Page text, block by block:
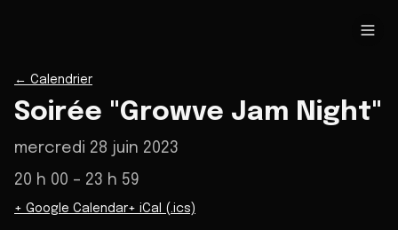
← Calendrier
Soirée "Growve Jam Night"
mercredi 28 juin 2023
20 h 00 – 23 h 59
+ Google Calendar+ iCal (.ics)